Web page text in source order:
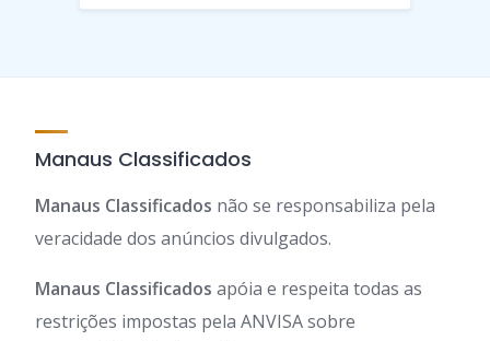
Manaus Classificados
Manaus Classificados não se responsabiliza pela
veracidade dos anúncios divulgados.
Manaus Classificados apóia e respeita todas as
restrições impostas pela ANVISA sobre